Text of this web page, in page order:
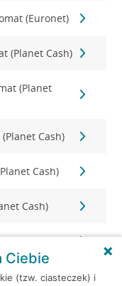
(Euronet)
(Planet Cash)
(Planet
Cash)
Cash)
Cash)
Cash)
Cash)
Ciebie
(tzw. ciasteczek) i